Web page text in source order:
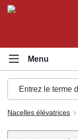
principal
Nacelles élévatrices